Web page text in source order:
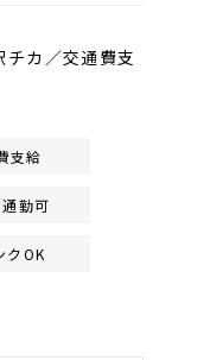
カ／交通費支
支給
勤可
クOK